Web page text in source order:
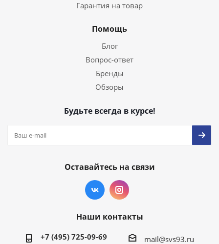
Гарантия на товар
Помощь
Блог
Вопрос-ответ
Бренды
Обзоры
Будьте всегда в курсе!
Оставайтесь на связи
Наши контакты
+7 (495) 725-09-69 mail@svs93.ru